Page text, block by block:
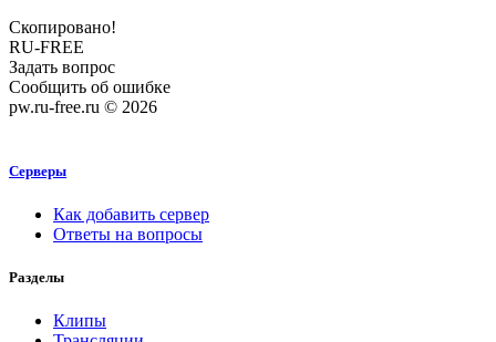
Скопировано!
RU-FREE
Задать вопрос
Сообщить об ошибке
pw.ru-free.ru © 2026
Серверы
Как добавить сервер
Ответы на вопросы
Разделы
Клипы